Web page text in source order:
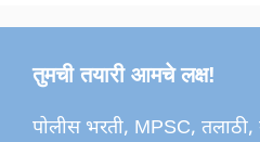
तुमची तयारी आमचे लक्ष!
पोलीस भरती, MPSC,